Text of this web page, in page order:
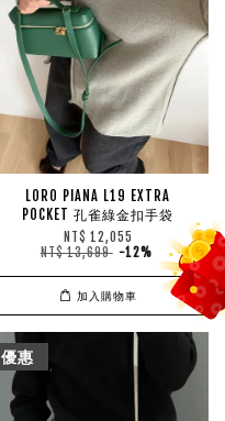
LORO PIANA L19 EXTRA
POCKET 孔雀綠金扣手袋
NT$ 12,055
NT$ 13,699 -12%
加入購物車
優惠